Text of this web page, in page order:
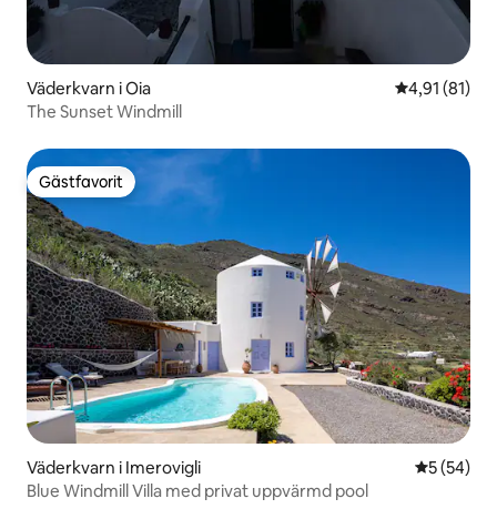
Väderkvarn i Oia 4,91 av 5 i
4,91 (81)
The Sunset Windmill
Gästfavorit
Gästfavorit
Väderkvarn i Imerovigli 5 av 5 i
5 (54)
Blue Windmill Villa med privat uppvärmd pool